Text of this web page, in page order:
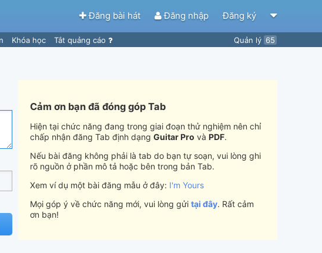
Đăng bài hát Đăng nhập Đăng ký
Khóa học Tắt quảng cáo Quản lý 65
Cảm ơn bạn đã đóng góp Tab
Hiện tại chức năng đang trong giai đoạn thử nghiệm nên chỉ
chấp nhận đăng Tab định dạng Guitar Pro và PDF.
Nếu bài đăng không phải là tab do bạn tự soạn, vui lòng ghi
rõ nguồn ở phần mô tả hoặc bên trong bản Tab.
Xem ví dụ một bài đăng mẫu ở đây: I'm Yours
Mọi góp ý về chức năng mới, vui lòng gửi tại đây. Rất cảm
ơn bạn!